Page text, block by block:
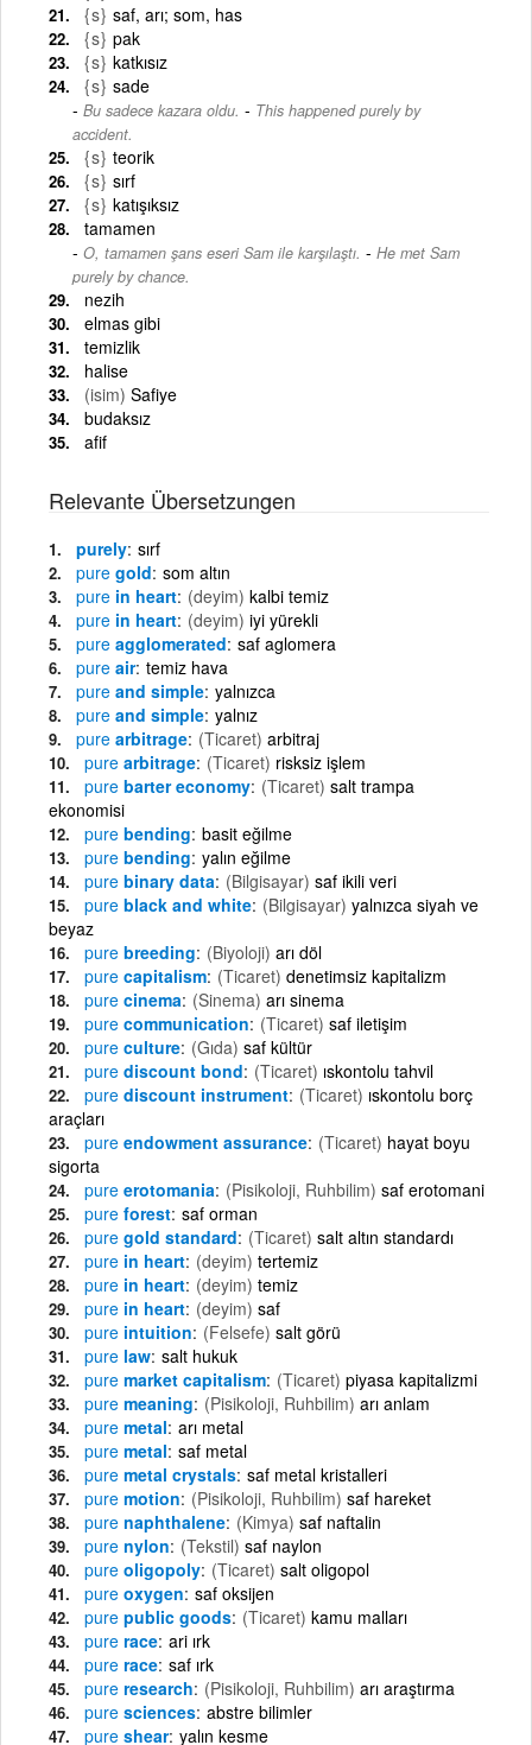
{s} saf, arı; som, has
{s} pak
{s} katkısız
{s} sade
Bu sadece kazara oldu. - This happened purely by
accident.
{s} teorik
{s} sırf
{s} katışıksız
tamamen
O, tamamen şans eseri Sam ile karşılaştı. - He met Sam
purely by chance.
nezih
elmas gibi
temizlik
halise
(isim) Safiye
budaksız
afif
Relevante Übersetzungen
purely sırf
pure gold som altın
pure in heart (deyim) kalbi temiz
pure in heart (deyim) iyi yürekli
pure agglomerated saf aglomera
pure air temiz hava
pure and simple yalnızca
pure and simple yalnız
pure arbitrage (Ticaret) arbitraj
pure arbitrage (Ticaret) risksiz işlem
pure barter economy (Ticaret) salt trampa
ekonomisi
pure bending basit eğilme
pure bending yalın eğilme
pure binary data (Bilgisayar) saf ikili veri
pure black and white (Bilgisayar) yalnızca siyah ve
beyaz
pure breeding (Biyoloji) arı döl
pure capitalism (Ticaret) denetimsiz kapitalizm
pure cinema (Sinema) arı sinema
pure communication (Ticaret) saf iletişim
pure culture (Gıda) saf kültür
pure discount bond (Ticaret) ıskontolu tahvil
pure discount instrument (Ticaret) ıskontolu borç
araçları
pure endowment assurance (Ticaret) hayat boyu
sigorta
pure erotomania (Pisikoloji, Ruhbilim) saf erotomani
pure forest saf orman
pure gold standard (Ticaret) salt altın standardı
pure in heart (deyim) tertemiz
pure in heart (deyim) temiz
pure in heart (deyim) saf
pure intuition (Felsefe) salt görü
pure law salt hukuk
pure market capitalism (Ticaret) piyasa kapitalizmi
pure meaning (Pisikoloji, Ruhbilim) arı anlam
pure metal arı metal
pure metal saf metal
pure metal crystals saf metal kristalleri
pure motion (Pisikoloji, Ruhbilim) saf hareket
pure naphthalene (Kimya) saf naftalin
pure nylon (Tekstil) saf naylon
pure oligopoly (Ticaret) salt oligopol
pure oxygen saf oksijen
pure public goods (Ticaret) kamu malları
pure race ari ırk
pure race saf ırk
pure research (Pisikoloji, Ruhbilim) arı araştırma
pure sciences abstre bilimler
pure shear yalın kesme